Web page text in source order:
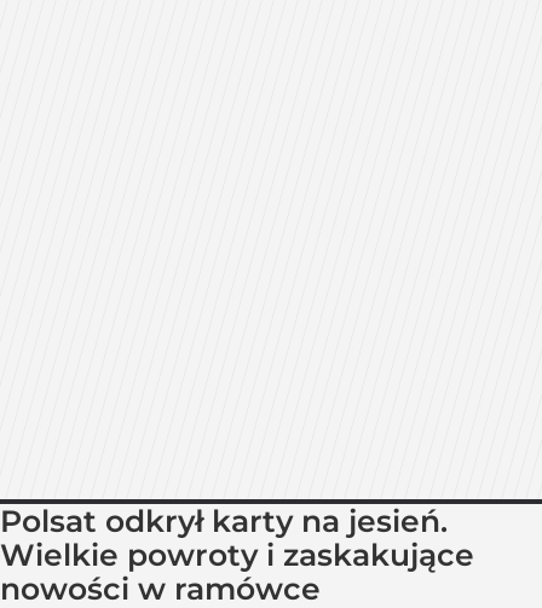
Polsat odkrył karty na jesień.
Wielkie powroty i zaskakujące
nowości w ramówce